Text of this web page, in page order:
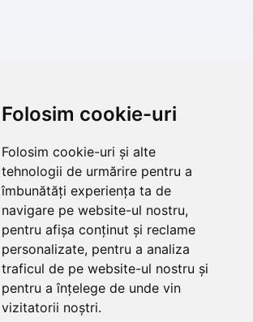
Folosim cookie-uri
Folosim cookie-uri și alte
tehnologii de urmărire pentru a
îmbunătăți experiența ta de
navigare pe website-ul nostru,
pentru afișa conținut și reclame
personalizate, pentru a analiza
traficul de pe website-ul nostru și
pentru a înțelege de unde vin
vizitatorii noștri.